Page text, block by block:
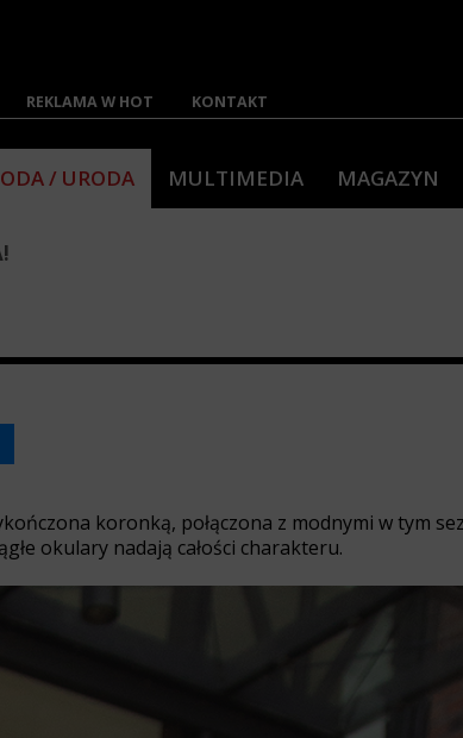
REKLAMA W HOT KONTAKT
/ URODA MULTIMEDIA MAGAZYN
koronką, połączona z modnymi w tym
okulary nadają całości charakteru.